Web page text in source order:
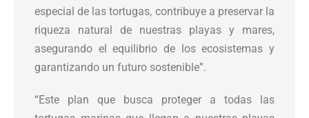
especial de las tortugas, contribuye a preservar la
riqueza natural de nuestras playas y mares,
asegurando el equilibrio de los ecosistemas y
garantizando un futuro sostenible”.
“Este plan que busca proteger a todas las